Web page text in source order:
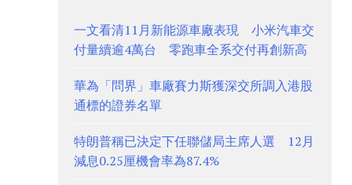
一文看清11月新能源車廠表現 小米汽車交
付量續逾4萬台 零跑車全系交付再創新高
華為「問界」車廠賽力斯獲深交所調入港股
通標的證券名單
特朗普稱已決定下任聯儲局主席人選 12月
減息0.25厘機會率為87.4%